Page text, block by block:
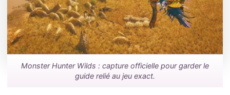
Monster Hunter Wilds : capture officielle pour garder le
guide relié au jeu exact.